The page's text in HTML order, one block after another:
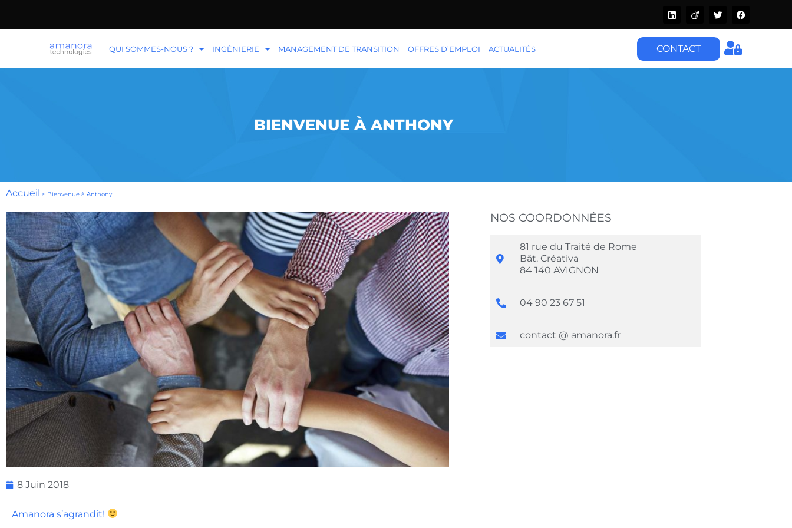
QUI SOMMES-NOUS ? INGÉNIERIE MANAGEMENT DE TRANSITION OFFRES D’EMPLOI ACTUALITÉS CONTACT
BIENVENUE À ANTHONY
Accueil > Bienvenue à Anthony
8 Juin 2018
NOS COORDONNÉES
81 rue du Traité de Rome
Bât. Créativa
84 140 AVIGNON
04 90 23 67 51
contact @ amanora.fr
Amanora s’agrandit!